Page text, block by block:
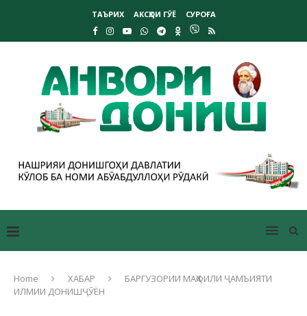
ТАЪРИХ АКСҲОИ ГӮЁ СУРОҒА
Home ХАБАР
БАРГУЗОРИИ МАҲФИЛИ ҶАМЪИЯТИ
ИЛМИИ ДОНИШҶӮЁН